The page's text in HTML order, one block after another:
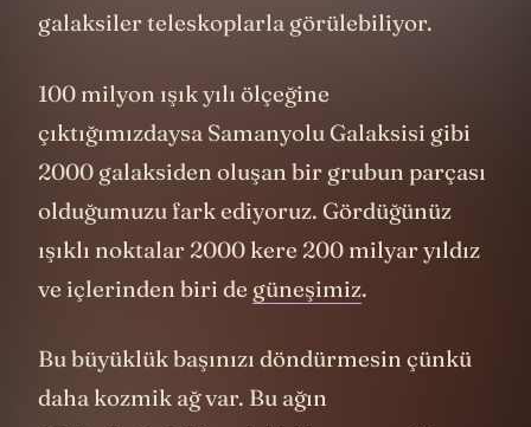
galaksiler teleskoplarla görülebiliyor.
100 milyon ışık yılı ölçeğine
çıktığımızdaysa Samanyolu Galaksisi gibi
2000 galaksiden oluşan bir grubun parçası
olduğumuzu fark ediyoruz. Gördüğünüz
ışıklı noktalar 2000 kere 200 milyar yıldız
ve içlerinden biri de güneşimiz.
Bu büyüklük başınızı döndürmesin çünkü
daha kozmik ağ var. Bu ağın